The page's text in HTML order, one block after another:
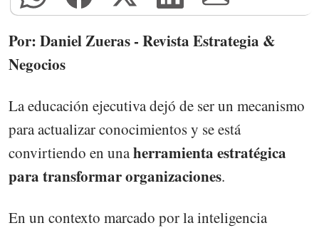
Por: Daniel Zueras - Revista Estrategia &
Negocios
La educación ejecutiva dejó de ser un mecanismo
para actualizar conocimientos y se está
convirtiendo en unaherramienta estratégica
para transformar organizaciones.
En un contexto marcado por la inteligencia